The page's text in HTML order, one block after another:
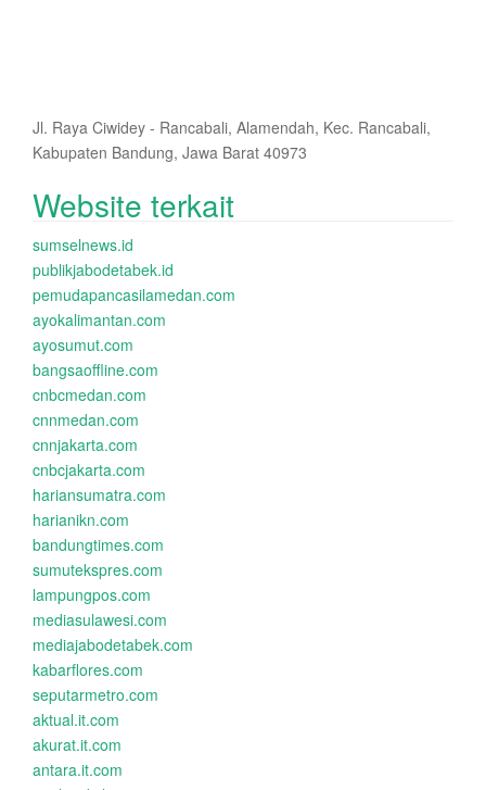
Jl. Raya Ciwidey - Rancabali, Alamendah, Kec. Rancabali,
Kabupaten Bandung, Jawa Barat 40973
Website terkait
sumselnews.id
publikjabodetabek.id
pemudapancasilamedan.com
ayokalimantan.com
ayosumut.com
bangsaoffline.com
cnbcmedan.com
cnnmedan.com
cnnjakarta.com
cnbcjakarta.com
hariansumatra.com
harianikn.com
bandungtimes.com
sumutekspres.com
lampungpos.com
mediasulawesi.com
mediajabodetabek.com
kabarflores.com
seputarmetro.com
aktual.it.com
akurat.it.com
antara.it.com